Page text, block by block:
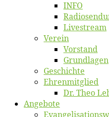
INFO
Live­stream
Ver­ein
Vor­stand
Grund­la­gen
Ge­schich­te
Eh­ren­mit­glied
Dr. Theo
An­ge­bo­te